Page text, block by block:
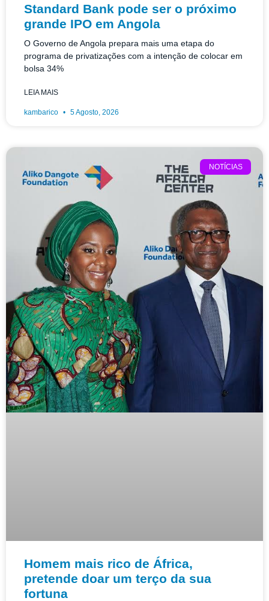
Standard Bank pode ser o próximo
grande IPO em Angola
O Governo de Angola prepara mais uma etapa do
programa de privatizações com a intenção de colocar em
bolsa 34%
LEIA MAIS
kambarico 5 Agosto, 2026
NOTÍCIAS
Homem mais rico de África,
pretende doar um terço da sua
fortuna